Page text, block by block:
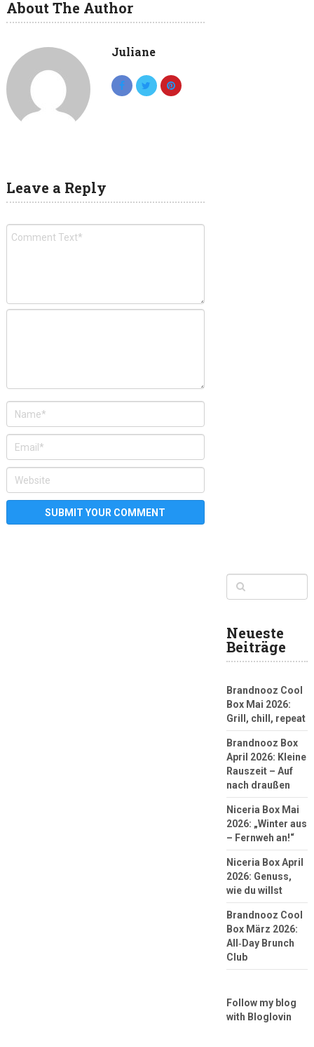
About The Author
Juliane
Leave a Reply
Neueste
Beiträge
Brandnooz Cool
Box Mai 2026:
Grill, chill, repeat
Brandnooz Box
April 2026: Kleine
Rauszeit – Auf
nach draußen
Niceria Box Mai
2026: „Winter aus
– Fernweh an!“
Niceria Box April
2026: Genuss,
wie du willst
Brandnooz Cool
Box März 2026:
All‑Day Brunch
Club
Follow my blog
with Bloglovin